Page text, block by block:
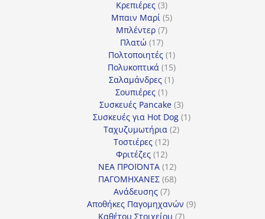
Κρεπιέρες 33
προϊόντα
Μπαιν Μαρί 55
Μπλέντερ 77
Πλατώ 1717
προϊόντα
Πολτοποιητές 11
προϊόν
Πολυκοπτικά 1515
προϊόντα
Σαλαμάνδρες 11
Σουπιέρες 11
προϊόν
Συσκευές Pancake 33
προϊόντα
Συσκευές για Hot Dog 11
Ταχυζυμωτήρια 22
Τοστιέρες 1212
προϊόντα
Φριτέζες 1212
προϊόντα
ΝΕΑ ΠΡΟΪΟΝΤΑ 1212
προϊόντα
ΠΑΓΟΜΗΧΑΝΕΣ 6868
Ανάδευσης 77
προϊόντα
Αποθήκες Παγομηχανών 99
Καθέτου Στοιχείου 77